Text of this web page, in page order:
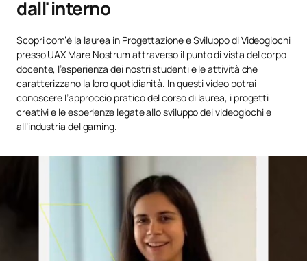
Materia Tipo ECTS Semestre
Animazione 3D II - Personaggi OB 6 1°
Modellazione 3D III Organica
Tecnologie di sviluppo dei
videogiochi e
Ambienti Virtuali II*
OB
dall'interno
Scopri com’è la laurea in Progettazione e Sviluppo di Videogiochi
presso UAX Mare Nostrum attraverso il punto di vista del corpo
docente, l’esperienza dei nostri studenti e le attività che
caratterizzano la loro quotidianità. In questi video potrai
conoscere l’approccio pratico del corso di laurea, i progetti
creativi e le esperienze legate allo sviluppo dei videogiochi e
all’industria del gaming.